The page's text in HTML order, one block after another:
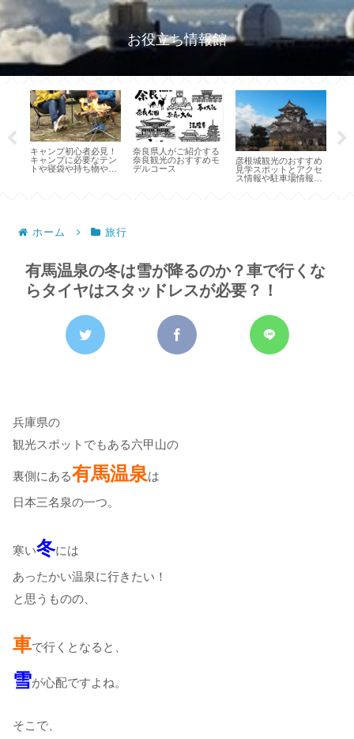
お役立ち情報館
キャンプ初心者必見！
キャンプに必要なテン
トや寝袋や持ち物や食
奈良県人がご紹介する
奈良観光のおすすめモ
デルコース
彦根城観光のおすすめ
見学スポットとアクセ
ス情報や駐車場情報ご
ホーム 旅行
有馬温泉の冬は雪が降るのか？車で行くな
らタイヤはスタッドレスが必要？！
兵庫県の
観光スポットでもある六甲山の
裏側にある有馬温泉は
日本三名泉の一つ。
寒い冬には
あったかい温泉に行きたい！
と思うものの、
車で行くとなると、
雪が心配ですよね。
そこで、